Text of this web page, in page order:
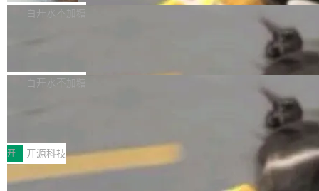
貌。数据显示，微软和 Meta 主要依托充沛的经
代码、验证结果的 AI 终端工具。 据介绍，Muse
个主 agent 循环，外加一组后台 agent。这些后
构建流程可以分为四个环节：建图 → 控制难度
白开水不加糖
库，并将作为transport接入Mooncake TENT。
MPComm将作为一种传输引擎接入Mooncake T
ENT，实现零拷贝传输性能提升30%、非零拷贝
传输性能最高提升5倍。UCL-MPComm底层基
白开水不加糖
型案例入选名单》，深信服“面向企业研发场景的
开源 AI 编程平台 CoStrict 应用”凭借卓越的技术
创新与落地成效成功入选。 全链路私有化部署，
开 开源科技
深信服AI算力网关入选工信部人工智能